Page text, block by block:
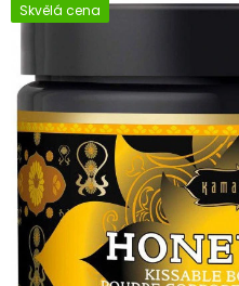
Skvělá cena